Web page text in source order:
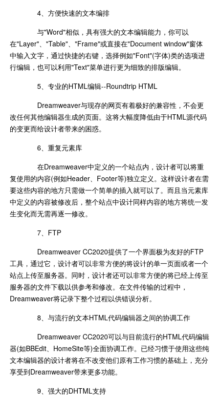
4、方便快速的文本编排
与"Word"相似，具有强大的文本编辑能力，你可以
在"Layer"、"Table"、"Frame"或直接在"Document window"窗体
中输入文字，通过快捷的右键，选择例如"Font"(字体)类的选项进
行编辑，也可以利用"Text"菜单进行更为细致的排版编辑。
5、专业的HTML编辑--Roundtrip HTML
Dreamweaver与现存的网页有着极好的兼容性，不会更
改任何其他编辑器生成的页面。这将大幅度降低由于HTML源代码
的变更而给设计者带来的困惑。
6、重复元素库
在Dreamweaver中定义的一个站点内，设计者可以将重
复使用的内容(例如Header、Footer等)独立定义。这样设计者在需
要这些内容的地方只需做一个简单的插入就可以了。而且当元素库
中定义的内容被修改后，整个站点中设计同样内容的地方将统一发
生变化而无需再逐一修改。
7、FTP
Dreamweaver CC2020提供了一个界面极为友好的FTP
工具，通过它，设计者可以非常方便的将设计的单一页面或者一个
站点上传至服务器。同时，设计者还可以非常方便的将已经上传至
服务器的文件下载以供参考和修改。在文件传输的过程中，
Dreamweaver将记录下整个过程以供错误分析。
8、与流行的文本HTML代码编辑器之间的协调工作
Dreamweaver CC2020可以与目前流行的HTML代码编辑
器(如BBEdit、HomeSite等)全面协调工作。已经习惯于使用这些纯
文本编辑器的设计者将在不改变他们原有工作习惯的基础上，充分
享受到Dreamweaver带来更多功能。
9、强大的DHTML支持